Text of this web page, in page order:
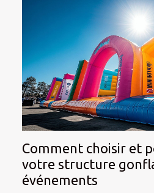
Comment choisir et
votre structure
événements